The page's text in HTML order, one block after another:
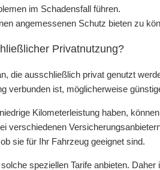
im Schadensfall führen.
angemessenen Schutz bieten zu
Privatnutzung?
die ausschließlich privat genutzt
verbunden ist, möglicherweise
Kilometerleistung haben,
verschiedenen
sie für Ihr Fahrzeug geeignet sind.
speziellen Tarife anbieten. Daher